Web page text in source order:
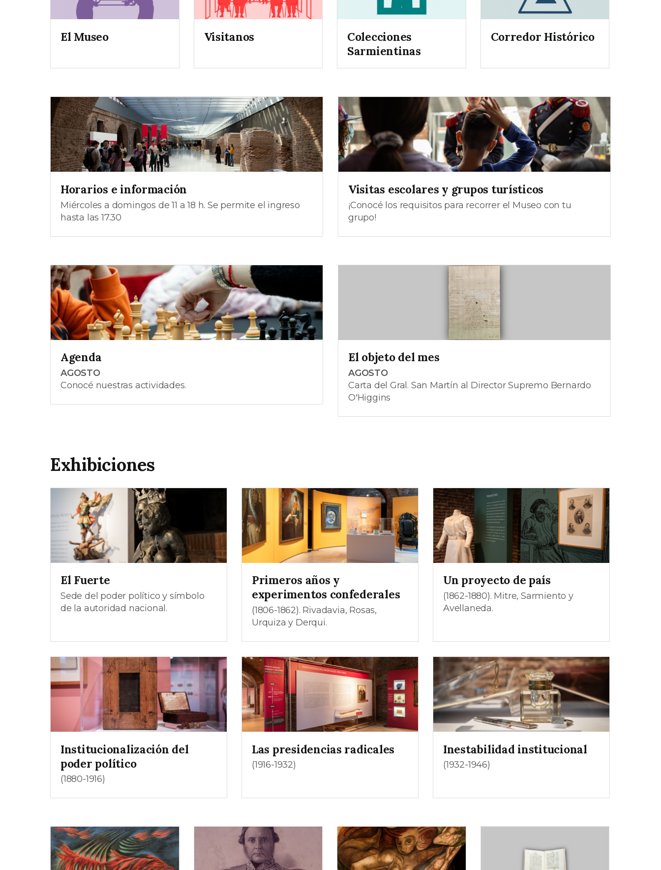
El Museo Visitanos
Colecciones
Sarmientinas
Corredor Histórico
Horarios e información
Miércoles a domingos de 11 a 18 h. Se permite el ingreso
hasta las 17.30
Agenda
AGOSTO
Conocé nuestras actividades.
Visitas escolares y grupos turísticos
¡Conocé los requisitos para recorrer el Museo con tu
grupo!
El objeto del mes
AGOSTO
Carta del Gral. San Martín al Director Supremo Bernardo
O'Higgins
Exhibiciones
El Fuerte
Sede del poder político y símbolo
de la autoridad nacional.
Primeros años y
experimentos confederales
(1806-1862). Rivadavia, Rosas,
Urquiza y Derqui.
Un proyecto de país
(1862-1880). Mitre, Sarmiento y
Avellaneda.
Institucionalización del
poder político
(1880-1916)
Las presidencias radicales
(1916-1932)
Inestabilidad institucional
(1932-1946)